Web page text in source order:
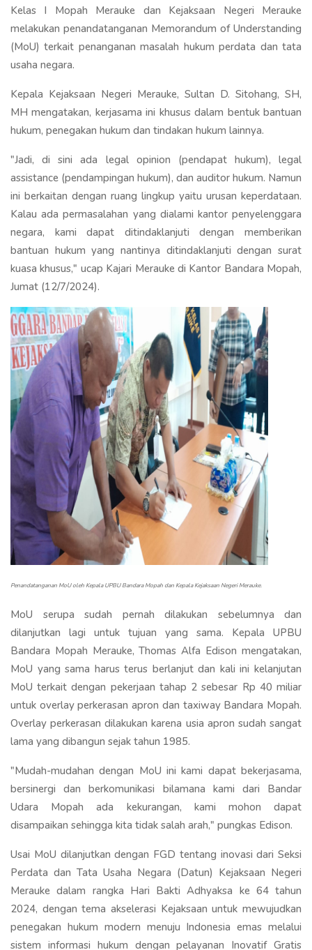
Kelas I Mopah Merauke dan Kejaksaan Negeri Merauke
melakukan penandatanganan Memorandum of Understanding
(MoU) terkait penanganan masalah hukum perdata dan tata
usaha negara.
Kepala Kejaksaan Negeri Merauke, Sultan D. Sitohang, SH,
MH mengatakan, kerjasama ini khusus dalam bentuk bantuan
hukum, penegakan hukum dan tindakan hukum lainnya.
"Jadi, di sini ada legal opinion (pendapat hukum), legal
assistance (pendampingan hukum), dan auditor hukum. Namun
ini berkaitan dengan ruang lingkup yaitu urusan keperdataan.
Kalau ada permasalahan yang dialami kantor penyelenggara
negara, kami dapat ditindaklanjuti dengan memberikan
bantuan hukum yang nantinya ditindaklanjuti dengan surat
kuasa khusus," ucap Kajari Merauke di Kantor Bandara Mopah,
Jumat (12/7/2024).
Penandatanganan MoU oleh Kepala UPBU Bandara Mopah dan Kepala Kejaksaan Negeri Merauke.
MoU serupa sudah pernah dilakukan sebelumnya dan
dilanjutkan lagi untuk tujuan yang sama. Kepala UPBU
Bandara Mopah Merauke, Thomas Alfa Edison mengatakan,
MoU yang sama harus terus berlanjut dan kali ini kelanjutan
MoU terkait dengan pekerjaan tahap 2 sebesar Rp 40 miliar
untuk overlay perkerasan apron dan taxiway Bandara Mopah.
Overlay perkerasan dilakukan karena usia apron sudah sangat
lama yang dibangun sejak tahun 1985.
"Mudah-mudahan dengan MoU ini kami dapat bekerjasama,
bersinergi dan berkomunikasi bilamana kami dari Bandar
Udara Mopah ada kekurangan, kami mohon dapat
disampaikan sehingga kita tidak salah arah," pungkas Edison.
Usai MoU dilanjutkan dengan FGD tentang inovasi dari Seksi
Perdata dan Tata Usaha Negara (Datun) Kejaksaan Negeri
Merauke dalam rangka Hari Bakti Adhyaksa ke 64 tahun
2024, dengan tema akselerasi Kejaksaan untuk mewujudkan
penegakan hukum modern menuju Indonesia emas melalui
sistem informasi hukum dengan pelayanan Inovatif Gratis